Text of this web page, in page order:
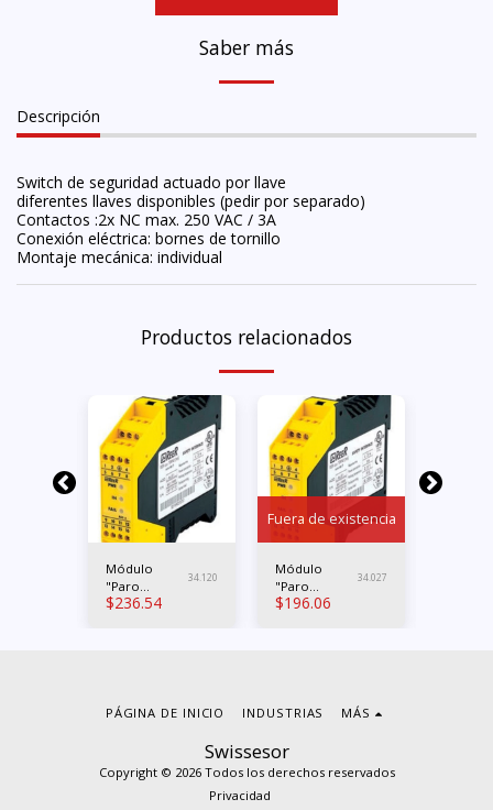
Saber más
Descripción
Switch de seguridad actuado por llave
diferentes llaves disponibles (pedir por separado)
Contactos :2x NC max. 250 VAC / 3A
Conexión eléctrica: bornes de tornillo
Montaje mecánica: individual
Productos relacionados
Módulo
"Paro
emergencia"
34.120
$236.54
Fuera de existencia
Módulo
"Paro
emergencia"
34.027
$196.06
Swissesor
Copyright © 2026 Todos los derechos reservados
Privacidad
PÁGINA DE INICIO INDUSTRIAS MÁS